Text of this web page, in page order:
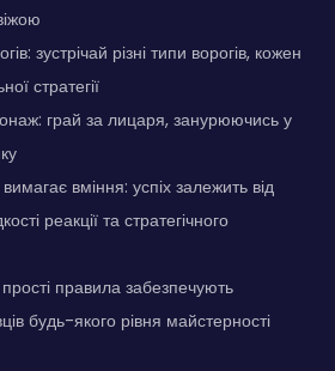
зустрічай різні типи ворогів, кожен
стратегії
грай за лицаря, занурюючись у
вміння: успіх залежить від
реакції та стратегічного
правила забезпечують
будь-якого рівня майстерності